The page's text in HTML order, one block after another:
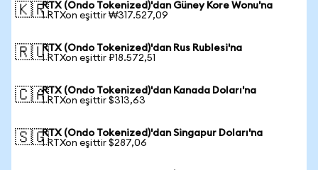
🇰🇷RTX (Ondo Tokenized)'dan Güney Kore Wonu'na
1 RTXon eşittir ₩317.527,09
🇷🇺RTX (Ondo Tokenized)'dan Rus Rublesi'na
1 RTXon eşittir ₽18.572,51
🇨🇦RTX (Ondo Tokenized)'dan Kanada Doları'na
1 RTXon eşittir $313,63
🇸🇬RTX (Ondo Tokenized)'dan Singapur Doları'na
1 RTXon eşittir $287,06